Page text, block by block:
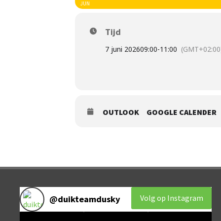
JUN
Tijd
7 juni 202609:00-11:00
OUTLOOK GOOGLE CALENDER
@duikteamdusky Volg op Instagram